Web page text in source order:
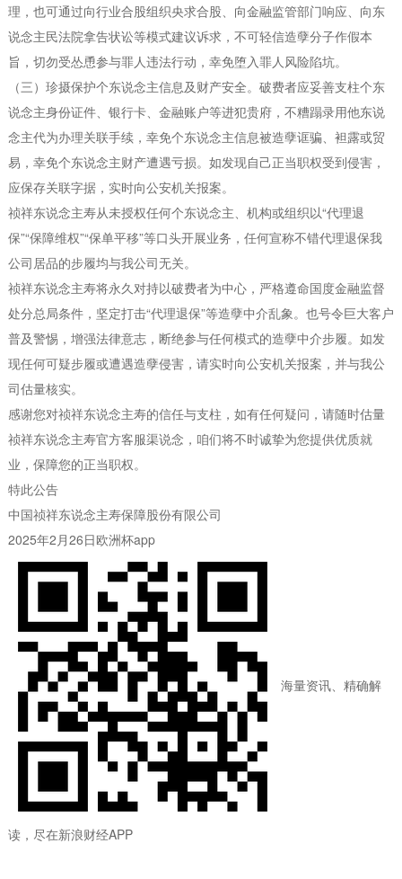
理，也可通过向行业合股组织央求合股、向金融监管部门响应、向东
说念主民法院拿告状讼等模式建议诉求，不可轻信造孽分子作假本
旨，切勿受怂恿参与罪人违法行动，幸免堕入罪人风险陷坑。
（三）珍摄保护个东说念主信息及财产安全。破费者应妥善支柱个东
说念主身份证件、银行卡、金融账户等进犯贵府，不糟蹋录用他东说
念主代为办理关联手续，幸免个东说念主信息被造孽诓骗、袒露或贸
易，幸免个东说念主财产遭遇亏损。如发现自己正当职权受到侵害，
应保存关联字据，实时向公安机关报案。
祯祥东说念主寿从未授权任何个东说念主、机构或组织以“代理退
保”“保障维权”“保单平移”等口头开展业务，任何宣称不错代理退保我
公司居品的步履均与我公司无关。
祯祥东说念主寿将永久对持以破费者为中心，严格遵命国度金融监督
处分总局条件，坚定打击“代理退保”等造孽中介乱象。也号令巨大客户
普及警惕，增强法律意志，断绝参与任何模式的造孽中介步履。如发
现任何可疑步履或遭遇造孽侵害，请实时向公安机关报案，并与我公
司估量核实。
感谢您对祯祥东说念主寿的信任与支柱，如有任何疑问，请随时估量
祯祥东说念主寿官方客服渠说念，咱们将不时诚挚为您提供优质就
业，保障您的正当职权。
特此公告
中国祯祥东说念主寿保障股份有限公司
2025年2月26日欧洲杯app
海量资讯、精确解
读，尽在新浪财经APP